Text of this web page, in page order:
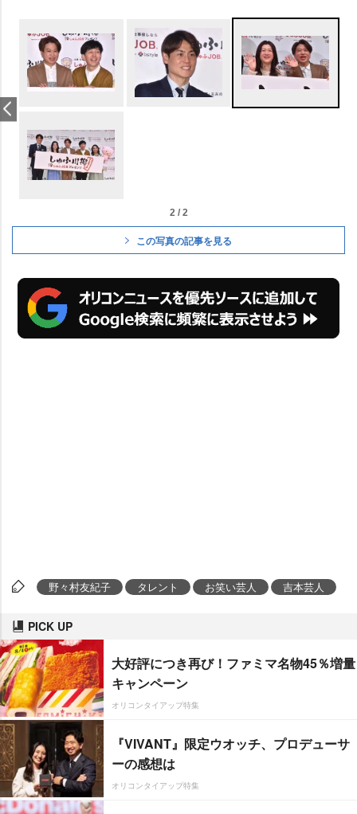
2 / 2
この写真の記事を見る
野々村友紀子 タレント お笑い芸人 吉本芸人
PICK UP
大好評につき再び！ファミマ名物45％増量
キャンペーン
オリコンタイアップ特集
『VIVANT』限定ウオッチ、プロデューサ
ーの感想は
オリコンタイアップ特集